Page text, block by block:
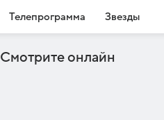
Телепрограмма Звезды
Смотрите онлайн